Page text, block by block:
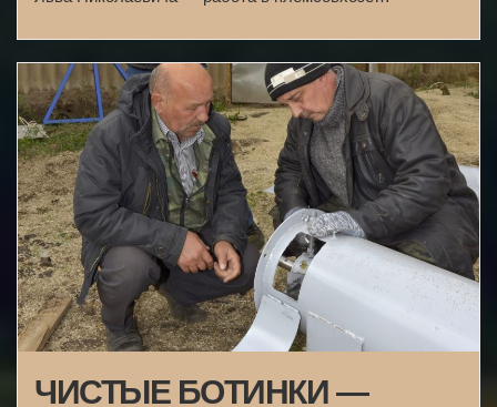
ЧИСТЫЕ БОТИНКИ —